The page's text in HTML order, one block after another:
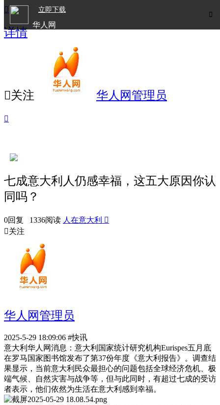

立即下载
华人网

详情
关注 华人网管理员

七成意大利人仍感幸福，这五大原因你认
同吗？
0回复 1336阅读 人在意大利 
关注
华人网管理员
2025-5-29 18:09:06 #快讯
意大利华人网消息：意大利国家统计研究机构Eurispes五月底
在罗马国家图书馆发布了第37份年度《意大利报告》。调查结
果显示，当前意大利民众最担心的问题包括全球经济危机、极
端气候、自然灾害与战争等，但与此同时，有超过七成的受访
者表示，他们依然为生活在意大利感到幸福。